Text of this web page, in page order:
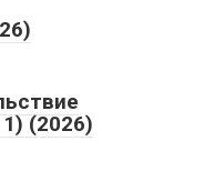
(2026)